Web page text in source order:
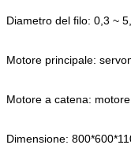
Diametro del filo: 0,3 ~
Motore principale:
Motore a catena:
Dimensione: